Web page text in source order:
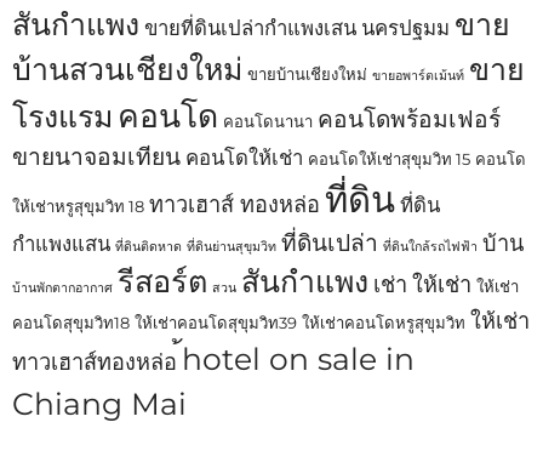
สันกำแพง ขายที่ดินเปล่ากำแพงเสน นครปฐมม ขาย
บ้านสวนเชียงใหม่ ขายบ้านเชียงใหม่ ขายอพาร์ตเม้นท์ ขาย
โรงแรม คอนโด คอนโดนานา คอนโดพร้อมเฟอร์
ขายนาจอมเทียน คอนโดให้เช่า คอนโดให้เช่าสุขุมวิท 15 คอนโด
ให้เช่าหรูสุขุมวิท 18 ทาวเฮาส์ ทองหล่อ ที่ดิน ที่ดิน
กำแพงแสน ที่ดินติดหาด ที่ดินย่านสุขุมวิท ที่ดินเปล่า ที่ดินใกล้รถไฟฟ้า บ้าน
บ้านพักตากอากาศ รีสอร์ต สวน สันกำแพง เช่า ให้เช่า ให้เช่า
คอนโดสุขุมวิท18 ให้เช่าคอนโดสุขุมวิท39 ให้เช่าคอนโดหรูสุขุมวิท ให้เช่า
ทาวเฮาส์ทองหล่อ ้hotel on sale in
Chiang Mai